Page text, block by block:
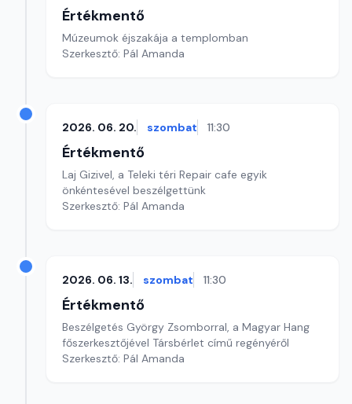
Értékmentő
Múzeumok éjszakája a templomban
Szerkesztő: Pál Amanda
2026. 06. 20. szombat 11:30
Értékmentő
Laj Gizivel, a Teleki téri Repair cafe egyik
önkéntesével beszélgettünk
Szerkesztő: Pál Amanda
2026. 06. 13. szombat 11:30
Értékmentő
Beszélgetés György Zsomborral, a Magyar Hang
főszerkesztőjével Társbérlet című regényéről
Szerkesztő: Pál Amanda